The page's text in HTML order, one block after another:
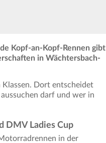
Kopf-an-Kopf-Rennen gibt
in Wächtersbach-
Klassen. Dort entscheidet
darf und wer in
DMV Ladies Cup
in der